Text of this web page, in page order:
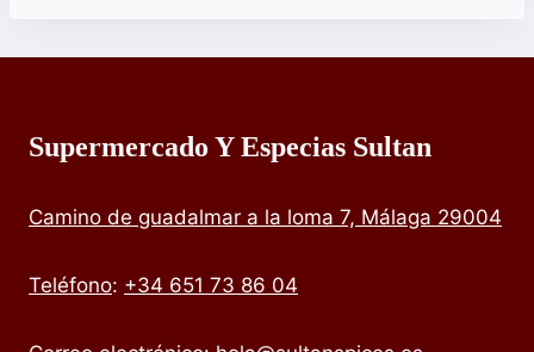
Supermercado Y Especias Sultan
Camino de guadalmar a la loma 7, Málaga 29004
Teléfono: +34 651 73 86 04